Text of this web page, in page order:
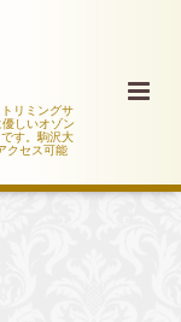
リミングサ
しいオゾン
す。駒沢大
クセス可能